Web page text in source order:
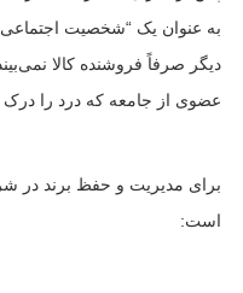
به عنوان یک “شخصیت
دیگر صرفاً فروشنده کالا
عضوی از جامعه که درد را درک
برای مدیریت و حفظ برند در
است: